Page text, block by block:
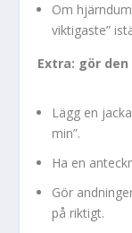
Om
viktigaste”
Extra: gör
Lägg en
min”.
Ha en
Gör
på riktigt.